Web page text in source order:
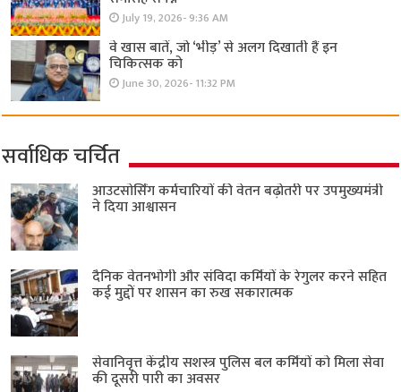
July 19, 2026- 9:36 AM
वे खास बातें, जो ‘भीड़’ से अलग दिखाती हैं इन
चिकित्सक को
June 30, 2026- 11:32 PM
सर्वाधिक चर्चित
आउटसोर्सिंग कर्मचारियों की वेतन बढ़ोतरी पर उपमुख्यमंत्री
ने दिया आश्वासन
दैनिक वेतनभोगी और संविदा कर्मियों के रेगुलर करने सहित
कई मुद्दों पर शासन का रुख सकारात्मक
सेवानिवृत्त केंद्रीय सशस्त्र पुलिस बल ​कर्मियों को मिला सेवा
की दूसरी पारी का अवसर